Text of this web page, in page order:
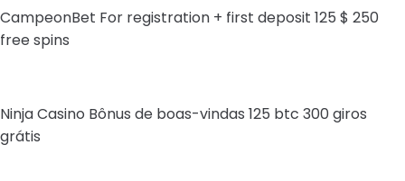
CampeonBet For registration + first deposit 125 $ 250
free spins
Ninja Casino Bônus de boas-vindas 125 btc 300 giros
grátis